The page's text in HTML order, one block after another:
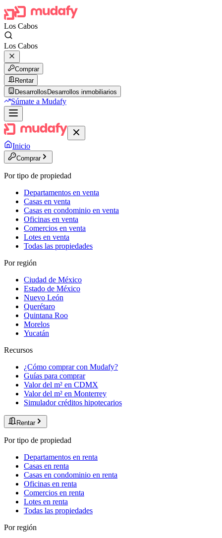
Los Cabos
Los Cabos
Comprar
Rentar
Desarrollos Desarrollos inmobiliarios
Súmate a Mudafy
Inicio
Comprar
Por tipo de propiedad
Departamentos en venta
Casas en venta
Casas en condominio en venta
Oficinas en venta
Comercios en venta
Lotes en venta
Todas las propiedades
Por región
Ciudad de México
Estado de México
Nuevo León
Querétaro
Quintana Roo
Morelos
Yucatán
Recursos
¿Cómo comprar con Mudafy?
Guías para comprar
Valor del m² en CDMX
Valor del m² en Monterrey
Simulador créditos hipotecarios
Rentar
Por tipo de propiedad
Departamentos en renta
Casas en renta
Casas en condominio en renta
Oficinas en renta
Comercios en renta
Lotes en renta
Todas las propiedades
Por región